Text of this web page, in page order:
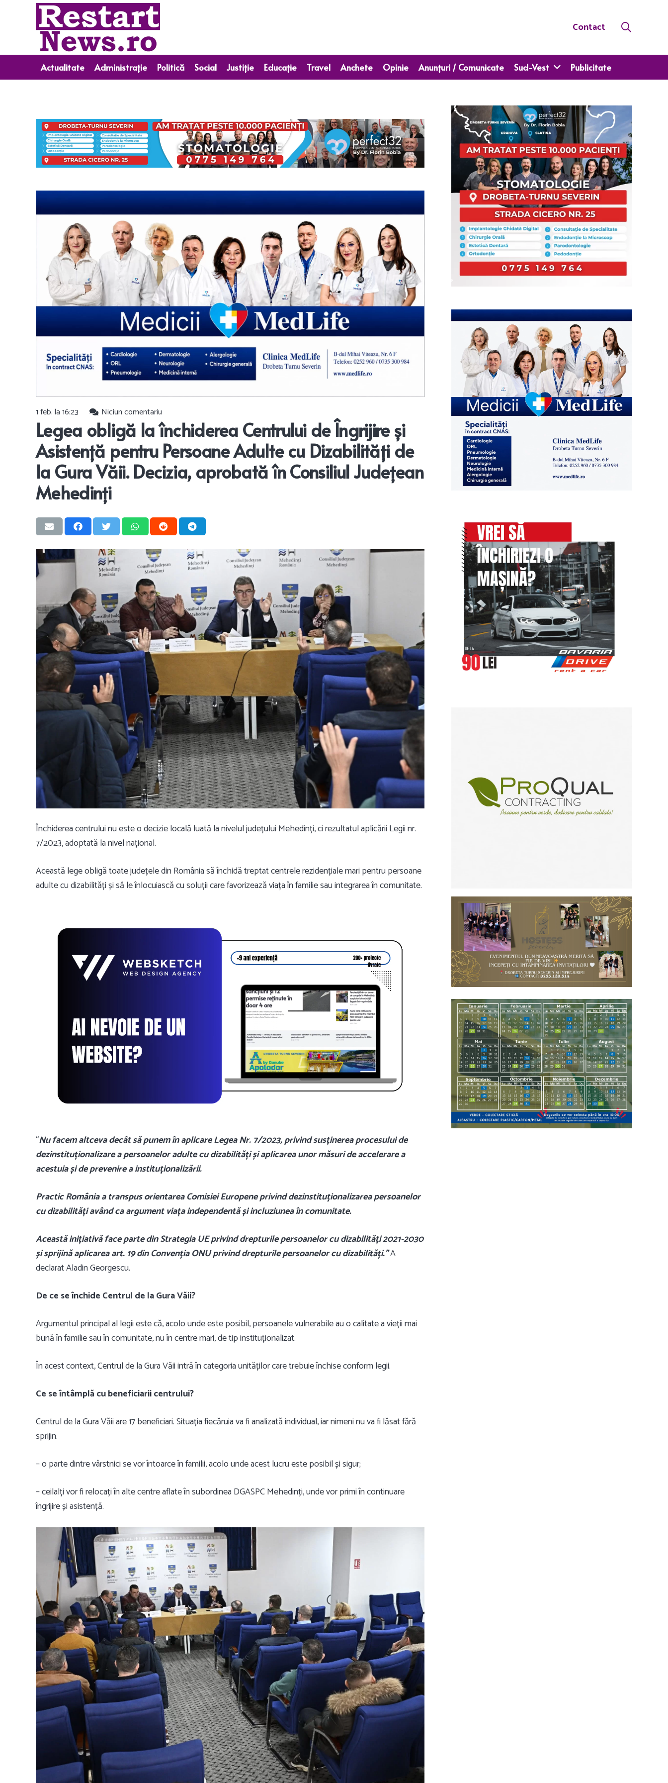
Contact
Actualitate Administrație Politică Social Justiție Educație Travel Anchete Opinie Anunțuri / Comunicate Sud-Vest Publicitate
1 feb. la 16:23 Niciun comentariu
Legea obligă la închiderea Centrului de Îngrijire și
Asistență pentru Persoane Adulte cu Dizabilități de
la Gura Văii. Decizia, aprobată în Consiliul Județean
Mehedinți
Închiderea centruluinu este o decizie locală luată la nivelul județului Mehedinți, ci rezultatul aplicăriiLegii nr.
7/2023, adoptată la nivel național.
Această lege obligă toate județele din România să închidă treptat centrele rezidențiale mari pentru persoane
adulte cu dizabilități și să le înlocuiască cu soluții care favorizează viața în familie sau integrarea în comunitate.
“Nu facem altceva decât să punem în aplicare Legea Nr. 7/2023, privind susținerea procesului de
dezinstituționalizare a persoanelor adulte cu dizabilități și aplicarea unor măsuri de accelerare a
acestuia și de prevenire a instituționalizării.
Practic România a transpus orientarea Comisiei Europene privind dezinstituționalizarea persoanelor
cu dizabilități având ca argument viața independentă și incluziunea în comunitate.
Această inițiativă face parte din Strategia UE privind drepturile persoanelor cu dizabilități 2021-2030
și sprijină aplicarea art. 19 din Convenția ONU privind drepturile persoanelor cu dizabilități.”A
declarat Aladin Georgescu.
De ce se închide Centrul de la Gura Văii?
Argumentul principal al legii este că, acolo unde este posibil, persoanele vulnerabile au o calitate a vieții mai
bună în familie sau în comunitate, nu în centre mari, de tip instituționalizat.
În acest context, Centrul de la Gura Văii intră în categoria unităților care trebuie închise conform legii.
Ce se întâmplă cu beneficiarii centrului?
Centrul de la Gura Văii are17 beneficiari. Situația fiecăruia va fi analizată individual, iarnimeni nu va fi lăsat fără
sprijin.
– o parte dintre vârstnicise vor întoarce în familii, acolo unde acest lucru este posibil și sigur;
– ceilalți vor firelocați în alte centreaflate în subordinea DGASPC Mehedinți, unde vor primi în continuare
îngrijire și asistență.